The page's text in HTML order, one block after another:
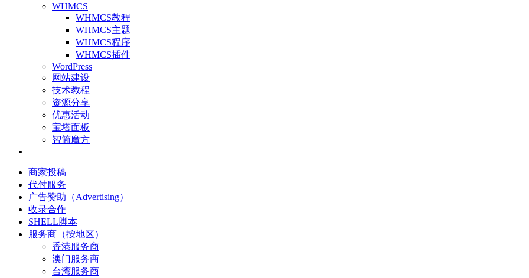
WHMCS
WHMCS教程
WHMCS主题
WHMCS程序
WHMCS插件
WordPress
网站建设
技术教程
资源分享
优惠活动
宝塔面板
智简魔方
商家投稿
代付服务
广告赞助（Advertising）
收录合作
SHELL脚本
服务商（按地区）
香港服务商
澳门服务商
台湾服务商